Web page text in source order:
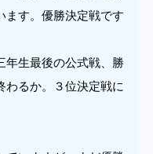
ます。優勝決定戦です
年生最後の公式戦、勝
わるか。３位決定戦に